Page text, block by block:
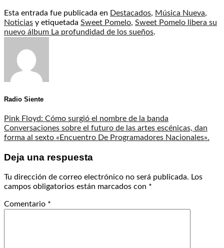
Esta entrada fue publicada en Destacados, Música Nueva,
Noticias y etiquetada Sweet Pomelo, Sweet Pomelo libera su
nuevo álbum La profundidad de los sueños.
Radio Siente
Pink Floyd: Cómo surgió el nombre de la banda
Conversaciones sobre el futuro de las artes escénicas, dan
forma al sexto «Encuentro De Programadores Nacionales».
Deja una respuesta
Tu dirección de correo electrónico no será publicada. Los
campos obligatorios están marcados con *
Comentario *